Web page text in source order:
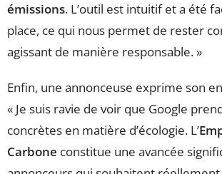
émissions. L’outil est intuitif et a été
place, ce qui nous permet de rester
agissant de manière responsable. »
Enfin, une annonceuse exprime son
« Je suis ravie de voir que Google
concrètes en matière d’écologie. L’
Carbone constitue une avancée